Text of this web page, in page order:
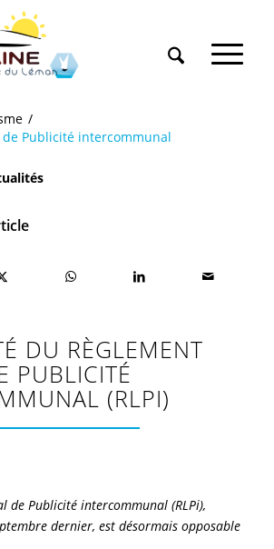
/
de Publicité intercommunal
DU RÈGLEMENT
PUBLICITÉ
(RLPI)
de Publicité intercommunal (RLPi),
dernier, est désormais opposable